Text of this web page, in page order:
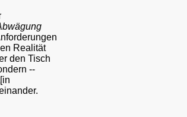
Realität
den Tisch
--